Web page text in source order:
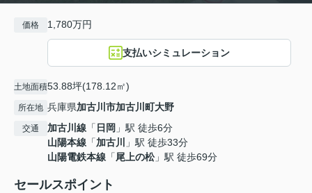
価格 1,780万円
支払いシミュレーション
土地面積53.88坪(178.12㎡)
所在地 兵庫県加古川市加古川町大野
交通 加古川線 「 日岡 」駅 徒歩6分
山陽本線 「加古川
」駅 徒歩33分
山陽電鉄本線 「尾上の松」駅 徒歩69分
セールスポイント